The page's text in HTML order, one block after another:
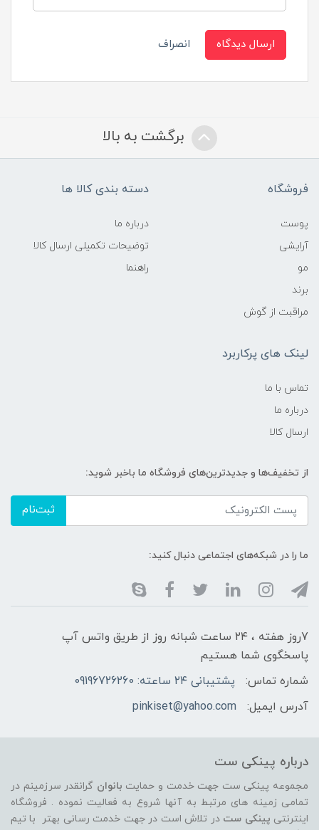
ارسال دیدگاه انصراف
برگشت به بالا
فروشگاه
پوست
آرایشی
مو
برند
مراقبت از گوش
دسته بندی کالا ها
درباره ما
توضیحات تکمیلی ارسال کالا
راهنما
لینک های پرکاربرد
تماس با ما
درباره ما
ارسال کالا
از تخفیف‌ها و جدیدترین‌های فروشگاه ما باخبر شوید:
ثبت‌نام
ما را در شبکه‌های اجتماعی دنبال کنید:
7روز هفته ، ۲۴ ساعت شبانه‌ روز از طریق واتس آپ
پاسخگوی شما هستیم
شماره تماس:
پشتیبانی ۲۴ ساعته: 09196726260
آدرس ایمیل:
pinkiset@yahoo.com
درباره پینکی ست
مجموعه پینکی ست جهت خدمت و حمایت بانوان گرانقدر سرزمینم در
تمامی زمینه های مرتبط به آنها شروع به فعالیت نموده . فروشگاه
اینترنتی پینکی ست در تلاش است در جهت خدمت رسانی بهتر با تیم